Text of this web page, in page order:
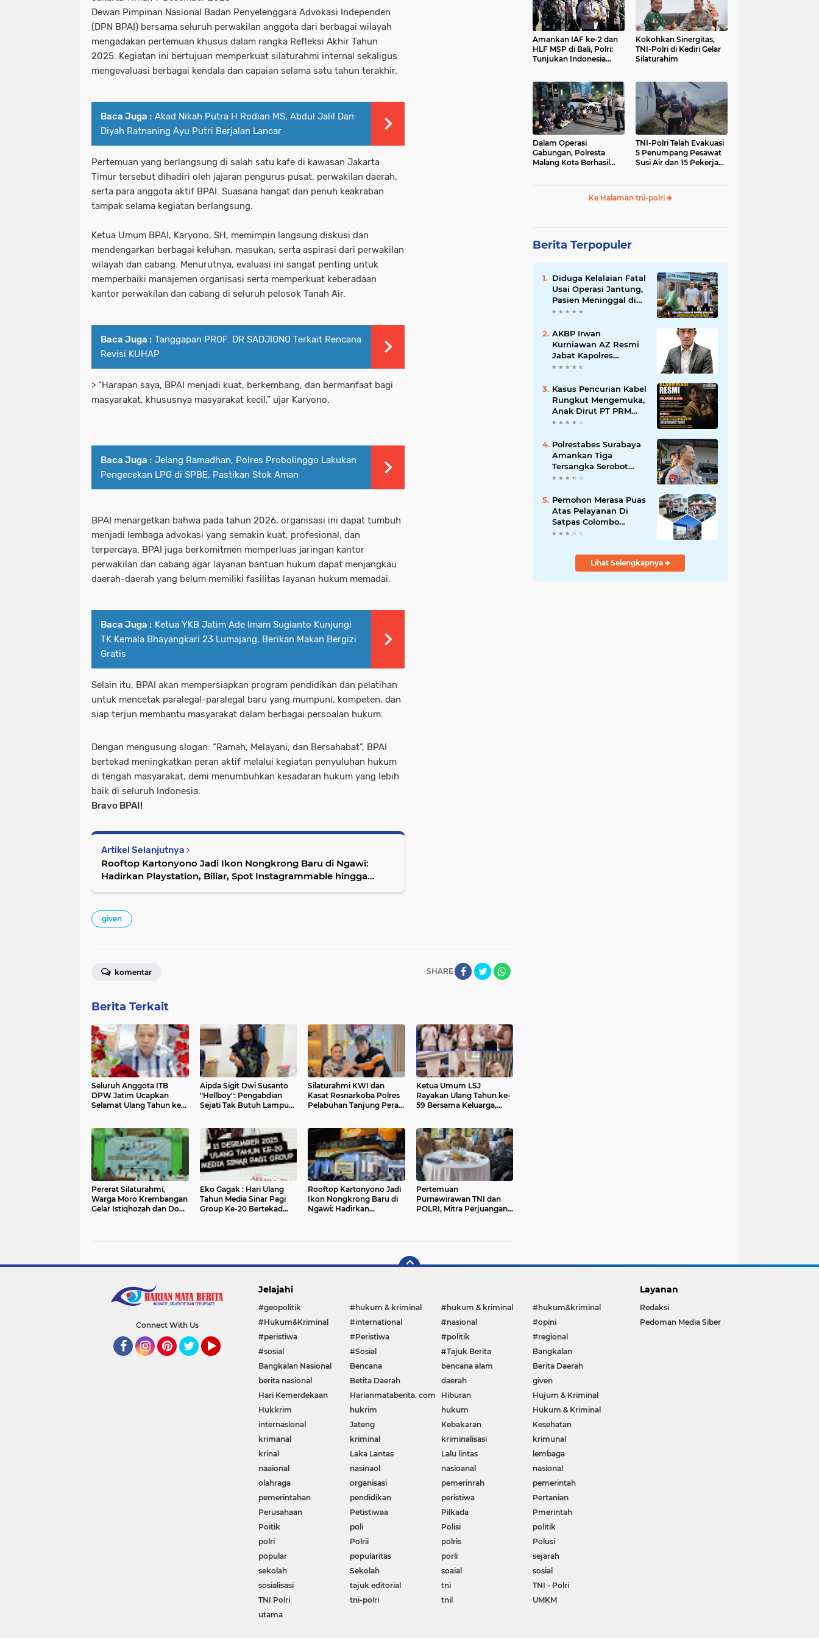
Dewan Pimpinan Nasional Badan Penyelenggara Advokasi Independen
(DPN BPAI) bersama seluruh perwakilan anggota dari berbagai wilayah
mengadakan pertemuan khusus dalam rangka Refleksi Akhir Tahun
2025. Kegiatan ini bertujuan memperkuat silaturahmi internal sekaligus
mengevaluasi berbagai kendala dan capaian selama satu tahun terakhir.
Baca Juga : Akad Nikah Putra H Rodian MS, Abdul Jalil Dan
Diyah Ratnaning Ayu Putri Berjalan Lancar
Pertemuan yang berlangsung di salah satu kafe di kawasan Jakarta
Timur tersebut dihadiri oleh jajaran pengurus pusat, perwakilan daerah,
serta para anggota aktif BPAI. Suasana hangat dan penuh keakraban
tampak selama kegiatan berlangsung.
Ketua Umum BPAI, Karyono, SH, memimpin langsung diskusi dan
mendengarkan berbagai keluhan, masukan, serta aspirasi dari perwakilan
wilayah dan cabang. Menurutnya, evaluasi ini sangat penting untuk
memperbaiki manajemen organisasi serta memperkuat keberadaan
kantor perwakilan dan cabang di seluruh pelosok Tanah Air.
Baca Juga : Tanggapan PROF. DR SADJIONO Terkait Rencana
Revisi KUHAP
> “Harapan saya, BPAI menjadi kuat, berkembang, dan bermanfaat bagi
masyarakat, khususnya masyarakat kecil,” ujar Karyono.
Baca Juga : Jelang Ramadhan, Polres Probolinggo Lakukan
Pengecekan LPG di SPBE, Pastikan Stok Aman
BPAI menargetkan bahwa pada tahun 2026, organisasi ini dapat tumbuh
menjadi lembaga advokasi yang semakin kuat, profesional, dan
terpercaya. BPAI juga berkomitmen memperluas jaringan kantor
perwakilan dan cabang agar layanan bantuan hukum dapat menjangkau
daerah-daerah yang belum memiliki fasilitas layanan hukum memadai.
Baca Juga : Ketua YKB Jatim Ade Imam Sugianto Kunjungi
TK Kemala Bhayangkari 23 Lumajang, Berikan Makan Bergizi
Gratis
Selain itu, BPAI akan mempersiapkan program pendidikan dan pelatihan
untuk mencetak paralegal-paralegal baru yang mumpuni, kompeten, dan
siap terjun membantu masyarakat dalam berbagai persoalan hukum.
Dengan mengusung slogan: “Ramah, Melayani, dan Bersahabat”, BPAI
bertekad meningkatkan peran aktif melalui kegiatan penyuluhan hukum
di tengah masyarakat, demi menumbuhkan kesadaran hukum yang lebih
baik di seluruh Indonesia.
Bravo BPAI!
Artikel Selanjutnya
Rooftop Kartonyono Jadi Ikon Nongkrong Baru di Ngawi:
Hadirkan Playstation, Biliar, Spot Instagrammable hingga
given
SHARE
komentar
Berita Terkait
Seluruh Anggota ITB
DPW Jatim Ucapkan
Selamat Ulang Tahun ke-
Aipda Sigit Dwi Susanto
"Hellboy": Pengabdian
Sejati Tak Butuh Lampu
Silaturahmi KWI dan
Kasat Resnarkoba Polres
Pelabuhan Tanjung Perak
Ketua Umum LSJ
Rayakan Ulang Tahun ke-
59 Bersama Keluarga,
Pererat Silaturahmi,
Warga Moro Krembangan
Gelar Istiqhozah dan Doa
Eko Gagak : Hari Ulang
Tahun Media Sinar Pagi
Group Ke-20 Bertekad
Rooftop Kartonyono Jadi
Ikon Nongkrong Baru di
Ngawi: Hadirkan
Pertemuan
Purnawirawan TNI dan
POLRI, Mitra Perjuangan
Amankan IAF ke-2 dan
HLF MSP di Bali, Polri:
Tunjukan Indonesia
Kokohkan Sinergitas,
TNI-Polri di Kediri Gelar
Silaturahim
Dalam Operasi
Gabungan, Polresta
Malang Kota Berhasil
TNI-Polri Telah Evakuasi
5 Penumpang Pesawat
Susi Air dan 15 Pekerja
Ke Halaman tni-polri
Berita Terpopuler
Diduga Kelalaian Fatal
Usai Operasi Jantung,
Pasien Meninggal di
Ruang ICU, Keluarga
Soewandhie
Bertanggung Jawab
AKBP Irwan
Kurniawan AZ Resmi
Jabat Kapolres
Pelabuhan Tanjung
Redaksi
HarianMataBerita.com
Sampaikan Ucapan
Selamat
Kasus Pencurian Kabel
Rungkut Mengemuka,
Anak Dirut PT PRM
Minta Satreskrim
Usut Hingga Tuntas
Polrestabes Surabaya
Amankan Tiga
Tersangka Serobot
Ruko di Ngagel
Pemohon Merasa Puas
Atas Pelayanan Di
Satpas Colombo
Surabaya
Lihat Selengkapnya
Connect With Us
Jelajahi
#geopolitik #hukum & kriminal #hukum & kriminal
#hukum&kriminal
#Hukum&Kriminal
#international #nasional
#opini
#peristiwa
#Peristiwa #politik
#regional
#sosial
#Sosial #Tajuk Berita
Bangkalan
Bangkalan Nasional
Bencana bencana alam
Berita Daerah
berita nasional
Betita Daerah daerah
given
Hari Kemerdekaan
Harianmataberita. com Hiburan
Hujum & Kriminal
Hukkrim
hukrim hukum
Hukum & Kriminal
internasional
Jateng Kebakaran
Kesehatan
krimanal
kriminal kriminalisasi
krimunal
krinal
Laka Lantas Lalu lintas
lembaga
naaional
nasinaol nasioanal
nasional
olahraga
organisasi pemerinrah
pemerintah
pemerintahan
pendidikan peristiwa
Pertanian
Perusahaan
Petistiwaa Pilkada
Pmerintah
Poitik
poli Polisi
politik
polri
Polrii polris
Polusi
popular
popularitas porli
sejarah
sekolah
Sekolah soaial
sosial
sosialisasi
tajuk editorial tni
TNI - Polri
TNI Polri
tni-polri tnil
UMKM
utama
Layanan
Redaksi
Pedoman Media Siber